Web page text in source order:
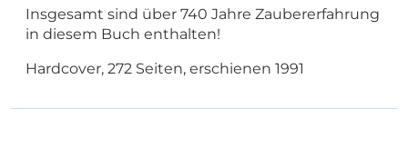
Insgesamt sind über 740 Jahre Zaubererfahrung
in diesem Buch enthalten!
Hardcover, 272 Seiten, erschienen 1991